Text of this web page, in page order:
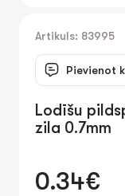
Artikuls: 83995
Pievienot
Lodīšu
zila 0.7mm
0.34€